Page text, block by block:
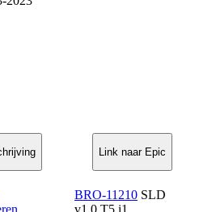
Link naar Epic
BRO-11210 SLD
v1.0 T5 i1